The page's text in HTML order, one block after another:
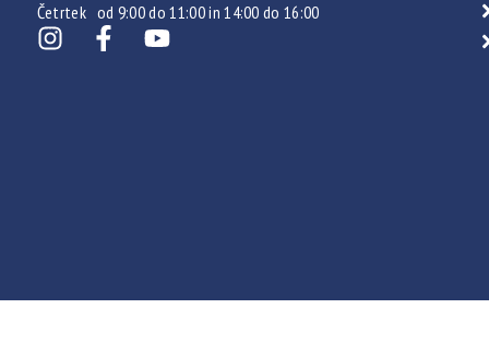
Četrtek od 9:00 do 11:00 in 14:00 do 16:00